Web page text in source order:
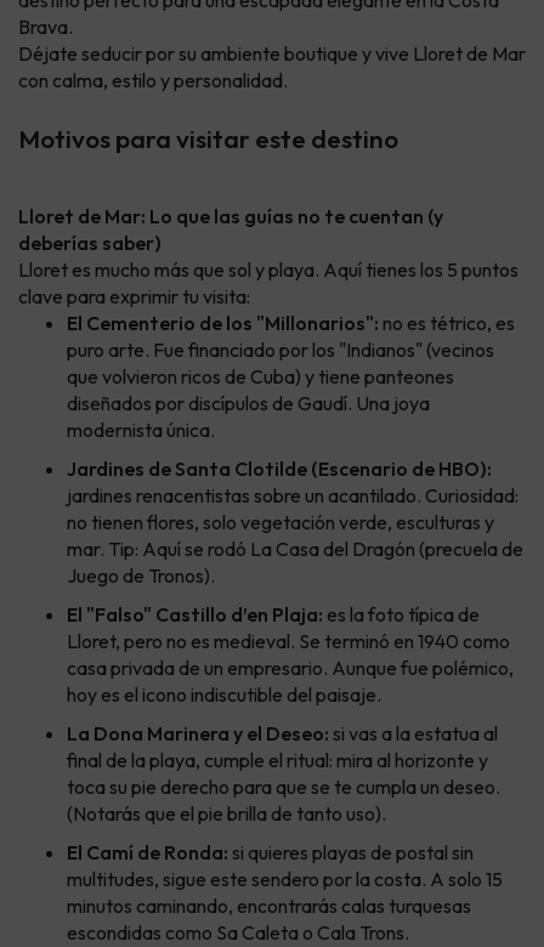
Brava.
Déjate seducir por su ambiente boutique y vive Lloret de Mar
con calma, estilo y personalidad.
Motivos para visitar este destino
Lloret de Mar: Lo que las guías no te cuentan (y
deberías saber)
Lloret es mucho más que sol y playa. Aquí tienes los 5 puntos
clave para exprimir tu visita:
El Cementerio de los "Millonarios": no es tétrico, es
puro arte. Fue financiado por los "Indianos" (vecinos
que volvieron ricos de Cuba) y tiene panteones
diseñados por discípulos de Gaudí. Una joya
modernista única.
Jardines de Santa Clotilde (Escenario de HBO):
jardines renacentistas sobre un acantilado. Curiosidad:
no tienen flores, solo vegetación verde, esculturas y
mar. Tip: Aquí se rodó La Casa del Dragón (precuela de
Juego de Tronos).
El "Falso" Castillo d’en Plaja: es la foto típica de
Lloret, pero no es medieval. Se terminó en 1940 como
casa privada de un empresario. Aunque fue polémico,
hoy es el icono indiscutible del paisaje.
La Dona Marinera y el Deseo: si vas a la estatua al
final de la playa, cumple el ritual: mira al horizonte y
toca su pie derecho para que se te cumpla un deseo.
(Notarás que el pie brilla de tanto uso).
El Camí de Ronda: si quieres playas de postal sin
multitudes, sigue este sendero por la costa. A solo 15
minutos caminando, encontrarás calas turquesas
escondidas como Sa Caleta o Cala Trons.